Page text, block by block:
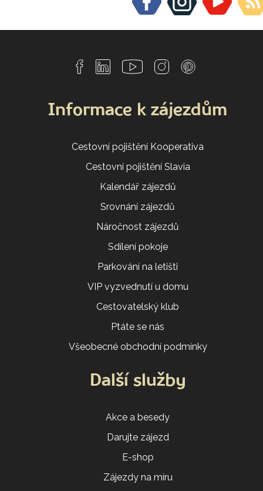
Informace k zájezdům
Cestovní pojištění Kooperativa
Cestovní pojištění Slavia
Kalendář zájezdů
Srovnání zájezdů
Náročnost zájezdů
Sdílení pokoje
Parkování na letišti
VIP vyzvednutí u domu
Cestovatelský klub
Ptáte se nás
Všeobecné obchodní podmínky
Další služby
Akce a besedy
Darujte zájezd
E-shop
Zájezdy na míru